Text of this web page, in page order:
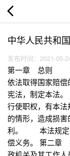
中华人民共和
发布时间：2021-05-
第一章 总则 第
依法取得国家赔
宪法，制定本法
行使职权，有本
的情形，造成损
利。 本法规定的
偿义务。 第二